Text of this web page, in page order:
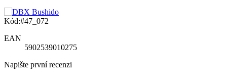
Kód:#47_072
EAN
5902539010275
Napište první recenzi